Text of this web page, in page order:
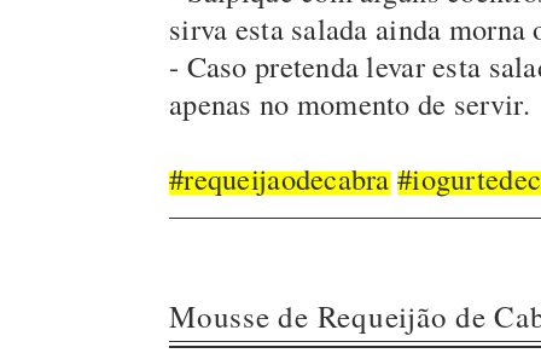
sirva esta salada ainda
- Caso pretenda levar esta
apenas no momento de servir.
#requeijaodecabra
Mousse de Requeijão de